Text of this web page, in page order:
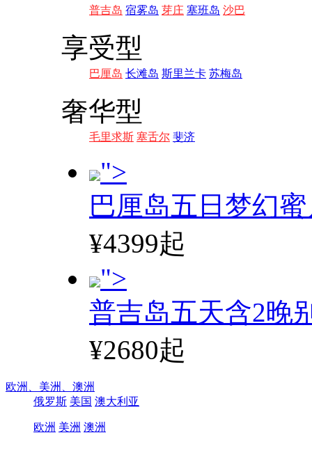
普吉岛 宿雾岛 芽庄 塞班岛 沙巴
享受型
巴厘岛 长滩岛 斯里兰卡 苏梅岛
奢华型
毛里求斯 塞舌尔 斐济
">
巴厘岛五日梦幻
¥4399起
">
普吉岛五天含2晚
¥2680起
欧洲、 美洲、 澳洲
俄罗斯 美国 澳大利亚
欧洲 美洲 澳洲